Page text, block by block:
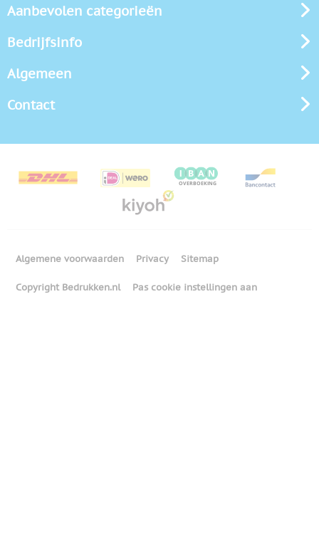
Aanbevolen categorieën
Bedrijfsinfo
Algemeen
Contact
Algemene voorwaarden Privacy Sitemap
Copyright Bedrukken.nl Pas cookie instellingen aan